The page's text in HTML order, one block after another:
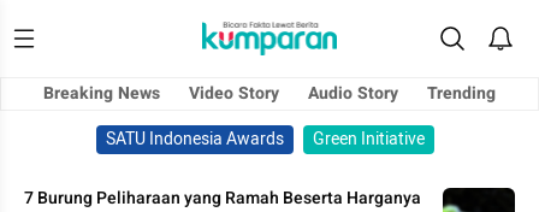
Breaking News Video Story Audio Story
Trending
SATU Indonesia Awards
Green Initiative
7 Burung Peliharaan yang Ramah Beserta Harganya